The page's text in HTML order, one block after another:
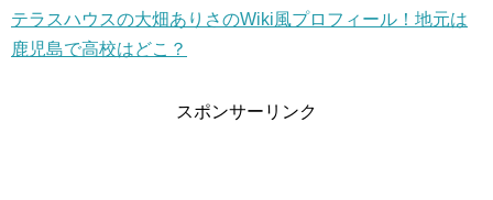
テラスハウスの大畑ありさのWiki風プロフィール！地元は
鹿児島で高校はどこ？
スポンサーリンク